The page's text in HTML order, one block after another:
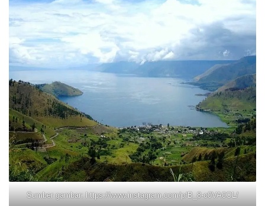
Sumber gambar: https://www.instagram.com/p/B_8-o0VA0OL/